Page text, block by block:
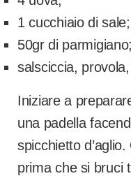
1 cucchiaio di sale;
50gr di parmigiano;
salsciccia,
Iniziare a
una padella
spicchietto
prima che si bruci